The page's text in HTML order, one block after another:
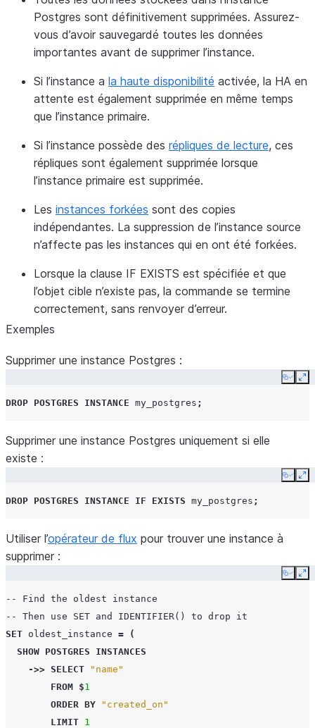
Postgres sont définitivement supprimées. Assurez-
vous d’avoir sauvegardé toutes les données
importantes avant de supprimer l’instance.
Si l’instance a la haute disponibilité activée, la HA en
attente est également supprimée en même temps
que l’instance primaire.
Si l’instance possède des répliques de lecture, ces
répliques sont également supprimée lorsque
l’instance primaire est supprimée.
Les instances forkées sont des copies
indépendantes. La suppression de l’instance source
n’affecte pas les instances qui en ont été forkées.
Lorsque la clause IF EXISTS est spécifiée et que
l’objet cible n’existe pas, la commande se termine
correctement, sans renvoyer d’erreur.
Exemples
Supprimer une instance Postgres :
Copy
DROP POSTGRES INSTANCE my_postgres ;
Supprimer une instance Postgres uniquement si elle
existe :
Copy
DROP POSTGRES INSTANCE IF EXISTS my_postgres ;
Utiliser l’opérateur de flux pour trouver une instance à
supprimer :
Copy
-- Find the oldest instance
-- Then use SET and IDENTIFIER() to drop it
SET oldest_instance =
(
SHOW POSTGRES INSTANCES
->> SELECT
"name"
FROM $1
ORDER BY
"created_on"
LIMIT 1